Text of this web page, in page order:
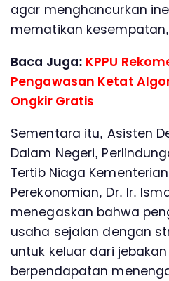
agar menghancurkan
mematikan
Baca Juga: KPPU
Pengawasan Ketat
Ongkir Gratis
Sementara itu, Asisten
Dalam Negeri,
Tertib Niaga
Perekonomian, Dr. Ir.
menegaskan bahwa
usaha sejalan dengan
untuk keluar dari
berpendapatan